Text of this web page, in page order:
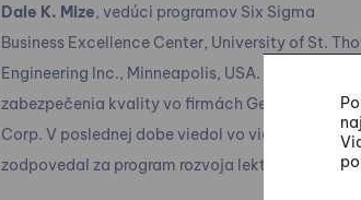
Dale K. Mize, vedúci programov Six Sigma
Business Excellence Center, University of St.
Engineering Inc., Minneapolis, USA. Pracoval
zabezpečenia kvality vo firmách General
Corp. V poslednej dobe viedol vo viac ako 100
zodpovedal za program rozvoja lektorov FBE.